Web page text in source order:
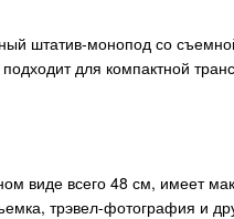
штатив-монопод со
для компактной
виде всего 48 см, имеет
трэвел-фотография и